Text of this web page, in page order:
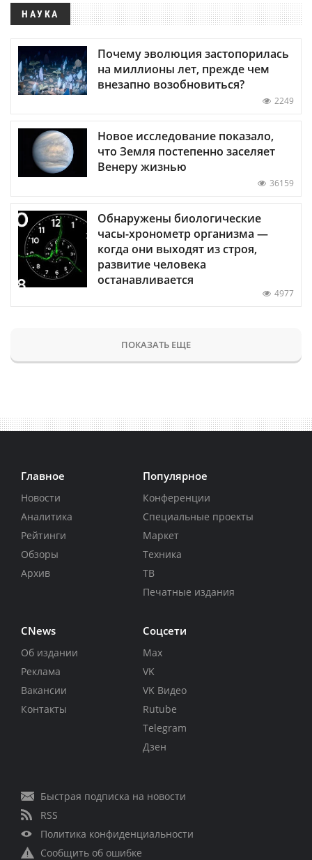
НАУКА
Почему эволюция застопорилась
на миллионы лет, прежде чем
внезапно возобновиться?
2249
Новое исследование показало,
что Земля постепенно заселяет
Венеру жизнью
36159
Обнаружены биологические
часы-хронометр организма —
когда они выходят из строя,
развитие человека
останавливается
4977
ПОКАЗАТЬ ЕЩЕ
Главное
Новости
Аналитика
Рейтинги
Обзоры
Архив
Популярное
Конференции
Специальные проекты
Маркет
Техника
ТВ
Печатные издания
CNews
Об издании
Реклама
Вакансии
Контакты
Соцсети
Max
VK
VK Видео
Rutube
Telegram
Дзен
Быстрая подписка на новости
RSS
Политика конфиденциальности
Сообщить об ошибке